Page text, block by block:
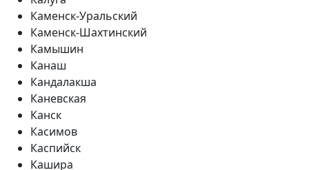
Каменск-Уральский
Каменск-Шахтинский
Камышин
Канаш
Кандалакша
Каневская
Канск
Касимов
Каспийск
Кашира